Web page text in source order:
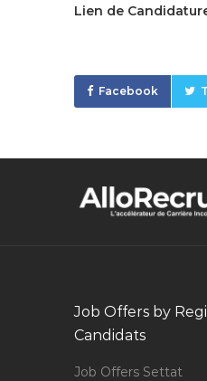
Lien de
Facebook
Job Offers by
Candidats
Job Offers Settat